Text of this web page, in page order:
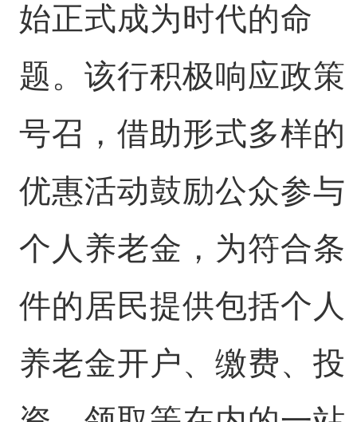
始正式成为时代的命
题。该行积极响应政策
号召，借助形式多样的
优惠活动鼓励公众参与
个人养老金，为符合条
件的居民提供包括个人
养老金开户、缴费、投